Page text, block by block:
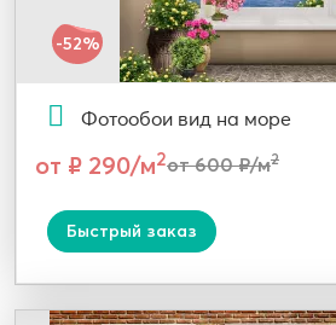
-52%
Фотообои вид на море
от ₽ 290/м2от 600 ₽/м2
Быстрый заказ